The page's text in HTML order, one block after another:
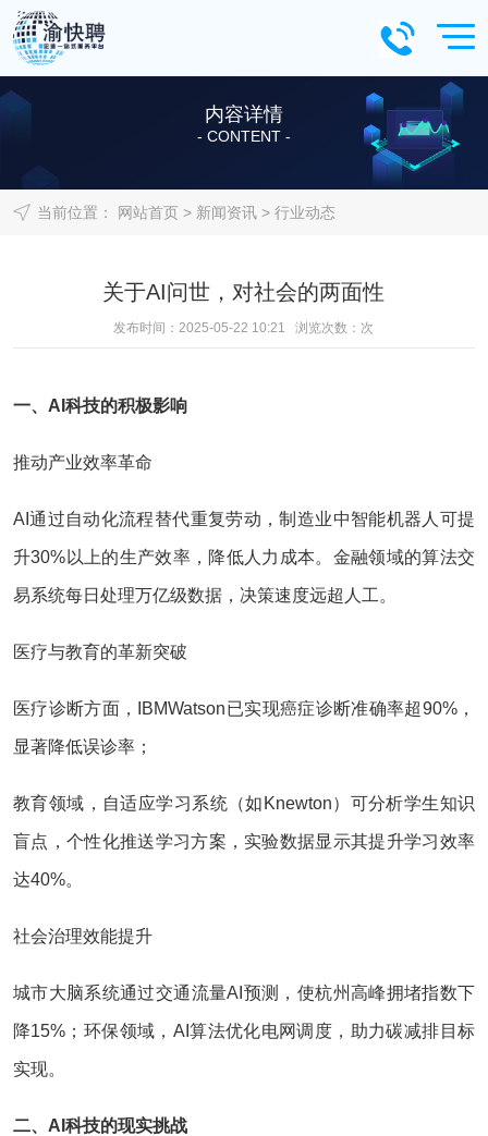
内容详情
- CONTENT -
当前位置： 网站首页> 新闻资讯> 行业动态
关于AI问世，对社会的两面性
发布时间：2025-05-22 10:21 浏览次数： 次
一、AI科技的积极影响
推动产业效率革命
AI通过自动化流程替代重复劳动，制造业中智能机器人可提
升30%以上的生产效率，降低人力成本。金融领域的算法交
易系统每日处理万亿级数据，决策速度远超人工。
医疗与教育的革新突破
医疗诊断方面，IBMWatson已实现癌症诊断准确率超90%，
显著降低误诊率；
教育领域，自适应学习系统（如Knewton）可分析学生知识
盲点，个性化推送学习方案，实验数据显示其提升学习效率
达40%。
社会治理效能提升
城市大脑系统通过交通流量AI预测，使杭州高峰拥堵指数下
降15%；环保领域，AI算法优化电网调度，助力碳减排目标
实现。
二、AI科技的现实挑战